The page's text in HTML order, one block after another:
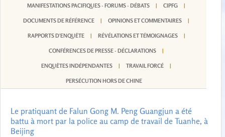
MANIFESTATIONS PACIFIQUES - FORUMS - DÉBATS | CIPFG |
DOCUMENTS DE RÉFÉRENCE | OPINIONS ET COMMENTAIRES |
RAPPORTS D'ENQUÊTE | RÉVÉLATIONS ET TÉMOIGNAGES |
CONFÉRENCES DE PRESSE - DÉCLARATIONS |
ENQUÊTES INDÉPENDANTES | TRAVAIL FORCÉ |
PERSÉCUTION HORS DE CHINE
Le pratiquant de Falun Gong M. Peng Guangjun a été
battu à mort par la police au camp de travail de Tuanhe, à
Beijing